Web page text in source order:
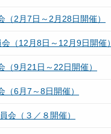
2月7日～2月28日開催）
（12月8日～12月9日開催）
9月21日～22日開催）
6月7～8日開催）
会（３／８開催）